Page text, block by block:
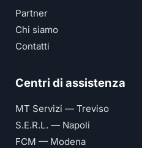
Partner
Chi siamo
Contatti
Centri di assistenza
MT Servizi — Treviso
S.E.R.L. — Napoli
FCM — Modena